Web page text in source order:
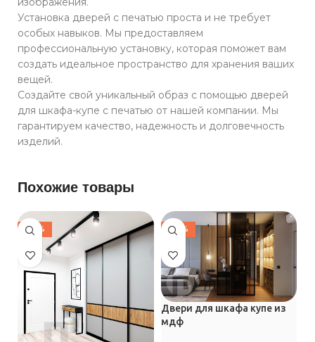
Установка дверей с печатью проста и не требует
особых навыков. Мы предоставляем
профессиональную установку, которая поможет вам
создать идеальное пространство для хранения ваших
вещей.
Создайте свой уникальный образ с помощью дверей
для шкафа-купе с печатью от нашей компании. Мы
гарантируем качество, надежность и долговечность
изделий.
Похожие товары
-30% -30%
Двери для шкафа купе из
мдф